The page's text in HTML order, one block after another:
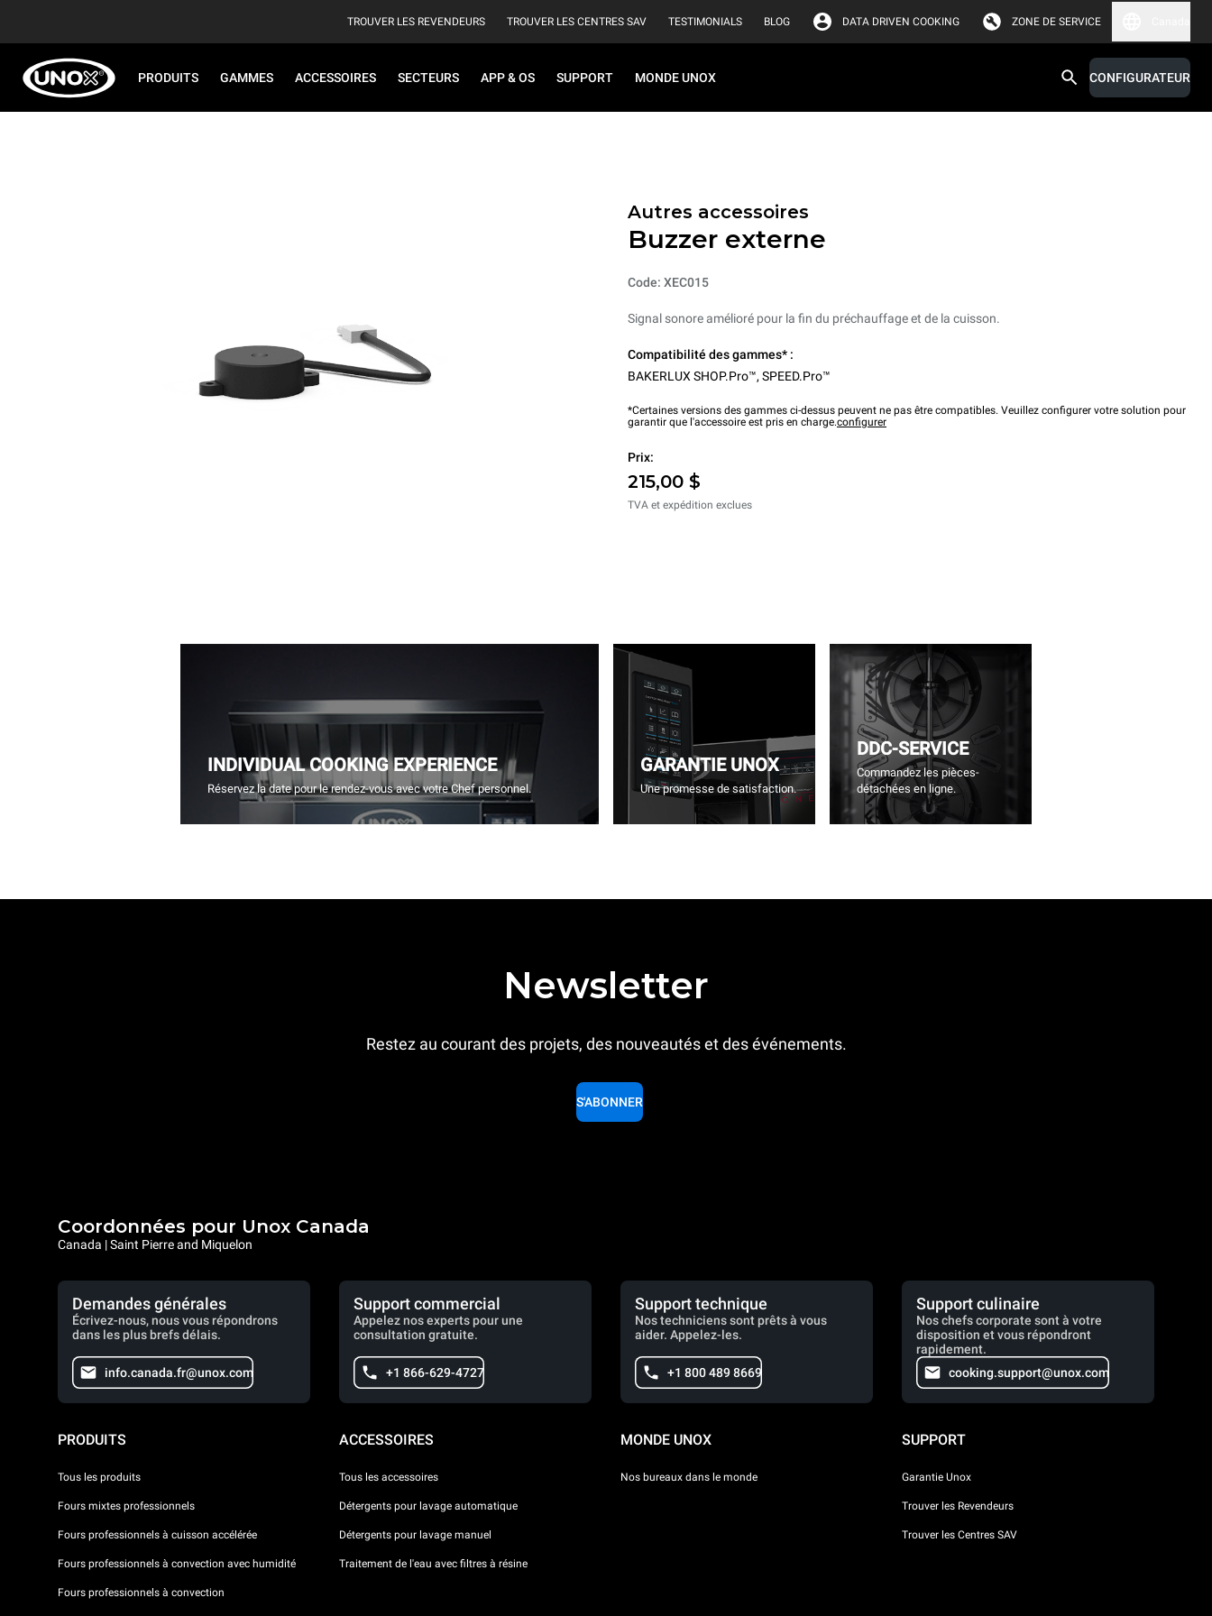
TROUVER LES REVENDEURS TROUVER LES CENTRES SAV TESTIMONIALS BLOG DATA DRIVEN COOKING ZONE DE SERVICE
PRODUITS GAMMES ACCESSOIRES SECTEURS APP & OS SUPPORT MONDE UNOX CONFIGURATEUR
Autres accessoires
Buzzer externe
Code: XEC015
Signal sonore amélioré pour la fin du préchauffage et de la cuisson.
Compatibilité des gammes* :
BAKERLUX SHOP.Pro™, SPEED.Pro™
*Certaines versions des gammes ci-dessus peuvent ne pas être compatibles. Veuillez configurer votre solution pour
garantir que l'accessoire est pris en charge.configurer
Prix:
215,00 $
TVA et expédition exclues
INDIVIDUAL COOKING EXPERIENCE
Réservez la date pour le rendez-vous avec votre Chef personnel.
GARANTIE UNOX
Une promesse de satisfaction.
DDC-SERVICE
Commandez les pièces-
détachées en ligne.
Newsletter
Restez au courant des projets, des nouveautés et des événements.
S'ABONNER
Coordonnées pour Unox Canada
Canada | Saint Pierre and Miquelon
Demandes générales
Écrivez-nous, nous vous répondrons
dans les plus brefs délais.
info.canada.fr@unox.com
Support commercial
Appelez nos experts pour une
consultation gratuite.
+1 866-629-4727
Support technique
Nos techniciens sont prêts à vous
aider. Appelez-les.
+1 800 489 8669
Support culinaire
Nos chefs corporate sont à votre
disposition et vous répondront
rapidement.
cooking.support@unox.com
PRODUITS
Tous les produits
Fours mixtes professionnels
Fours professionnels à cuisson accélérée
Fours professionnels à convection avec humidité
Fours professionnels à convection
ACCESSOIRES
Tous les accessoires
Détergents pour lavage automatique
Détergents pour lavage manuel
Traitement de l'eau avec filtres à résine
MONDE UNOX
Nos bureaux dans le monde
SUPPORT
Garantie Unox
Trouver les Revendeurs
Trouver les Centres SAV